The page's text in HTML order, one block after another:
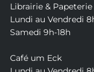
Librairie & Papeterie
Lundi au Vendredi
Samedi 9h-18h
Café um Eck